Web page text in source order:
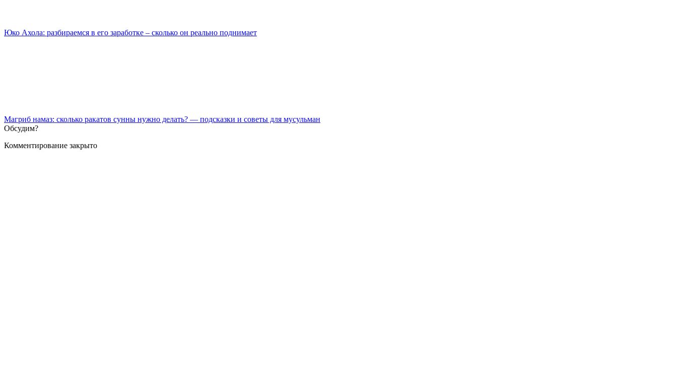
Юко Ахола: разбираемся в его заработке – сколько он реально поднимает
Магриб намаз: сколько ракатов сунны нужно делать? — подсказки и советы для мусульман
Обсудим?
Комментирование закрыто